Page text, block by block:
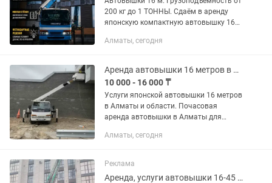
200 кг до 1 ТОННЫ. Сдаём в аренду
японскую компактную автовышку 16
корзиной ОТ 200 ДО 1000 КГ. Полный
Алматы, сегодня
Аренда автовышки 16 метров в Алматы. Услуги кобры.
10 000 - 16 000 ₸
Услуги японской автовышки 16 метров
в Алматы и области. Почасовая
аренда автовышки в Алматы для
кондиционеров. Грузоподъемность
Оплата:наличный...
Алматы, сегодня
Реклама
Аренда, услуги автовышки 16-45 метров